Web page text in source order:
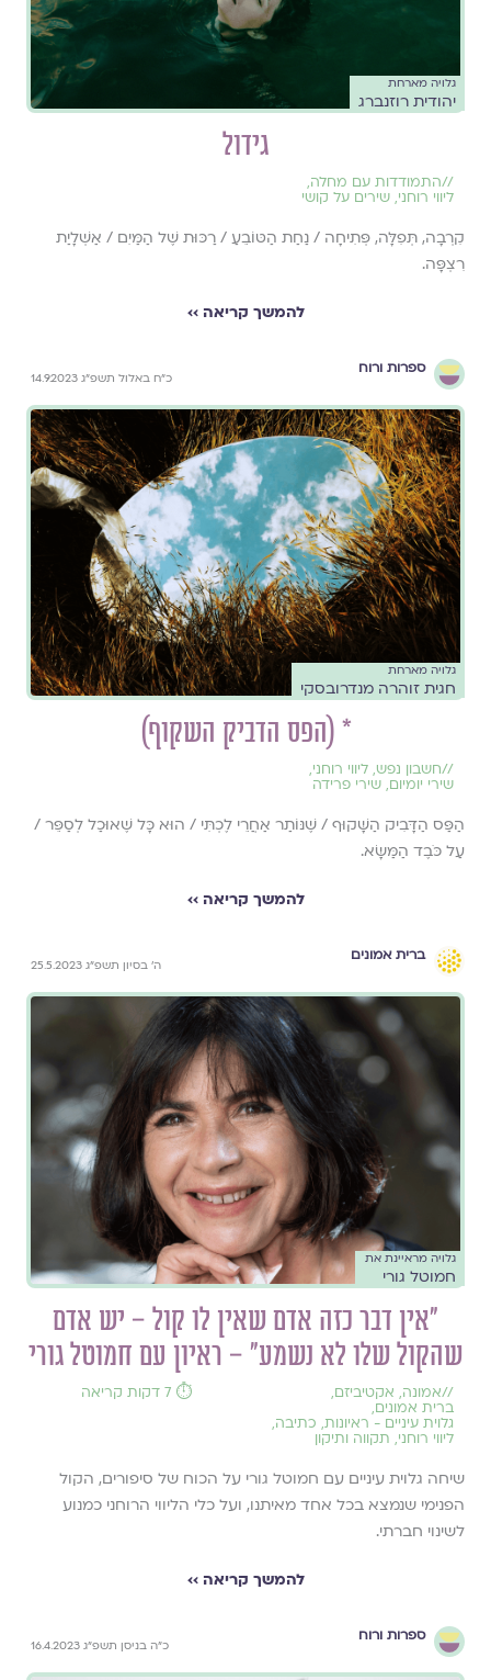
גלויה מארחת
יהודית רוזנברג
גידול
//התמודדות עם מחלה,
ליווי רוחני, שירים על קושי
קִרְבָה, תְּפִלָּה, פְּתִיחָה / נַחַת הַטּוֹבֵעַ / רַכּוּת שֶׁל הַמַּיִם / אַשְׁלָיַת
רִצְפָּה.
להמשך קריאה ››
ספרות ורוח
כ״ח באלול תשפ״ג 14.9.2023
גלויה מארחת
חגית זוהרה מנדרובסקי
* (הפס הדביק השקוף)
//חשבון נפש, ליווי רוחני,
שירי יומיום, שירי פרידה
הַפַּס הַדָּבִיק הַשָּׁקוּף / שֶׁנּוֹתַר אַחֲרֵי לֶכְתִּי / הוּא כָּל שֶׁאוּכַל לְסַפֵּר /
עַל כֹּבֶד הַמַּשָּׂא.
להמשך קריאה ››
ברית אמונים
ה׳ בסיון תשפ״ג 25.5.2023
גלויה מראיינת את
חמוטל גורי
"אין דבר כזה אדם שאין לו קול – יש אדם
שהקול שלו לא נשמע" – ראיון עם חמוטל גורי
//אמונה, אקטיביזם,
ברית אמונים,
גלוית עיניים - ראיונות, כתיבה,
ליווי רוחני, תקווה ותיקון
⏱️ 7 דקות קריאה
שיחה גלוית עיניים עם חמוטל גורי על הכוח של סיפורים, הקול
הפנימי שנמצא בכל אחד מאיתנו, ועל כלי הליווי הרוחני כמנוע
לשינוי חברתי.
להמשך קריאה ››
ספרות ורוח
כ״ה בניסן תשפ״ג 16.4.2023